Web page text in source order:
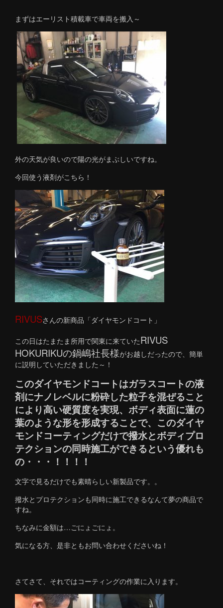
まずはエーリスト積載車で車両を搬入～
外の天気が良いので陽の光がまぶしいですね。
今回使う液剤がこちら！
RIVUSさんの新商品「ダイヤモンドコート」
この日はたまたま所用で関東に来ていたRIVUS
HOKURIKUの鍋嶋社長様がお越しだったので、簡単
に説明していただきました～！
このダイヤモンドコートはガラスコートの液
剤にナノレベルに粉砕した粒子を混ぜること
により高い硬質度を実現、ボディ表面に蓮の
葉のような形を形成することで、このダイヤ
モンドコーティングだけで撥水とボディプロ
テクションの同時施工ができるという優れも
の・・・！！！！
文字で見るだけでも素晴らしい新製品です。。
撥水とプロテクションも同時に施工できるなんて夢の商品で
すね。
ちなみに金額は…ごにょごにょ。
気になる方、是非ともお問い合わせくださいね！
さてさて、それではコーティングの作業に入ります。